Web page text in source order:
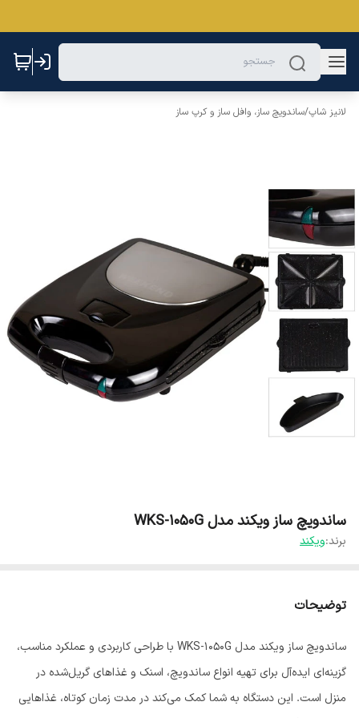
لانیز شاپ/ساندویچ ساز، وافل ساز و کرپ ساز
ساندویچ ساز ویکند مدل WKS-1050G
برند:ویکند
توضیحات
ساندویچ ساز ویکند مدل WKS-1050G با طراحی کاربردی و عملکرد مناسب،
گزینه‌ای ایده‌آل برای تهیه انواع ساندویچ، اسنک و غذاهای گریل‌شده در
منزل است. این دستگاه به شما کمک می‌کند در مدت زمان کوتاه، غذاهایی